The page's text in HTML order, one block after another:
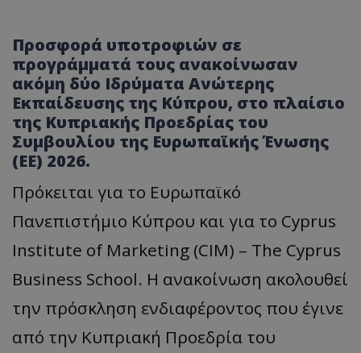
Προσφορά υποτροφιών σε
προγράμματά τους ανακοίνωσαν
ακόμη δύο Ιδρύματα Ανώτερης
Εκπαίδευσης της Κύπρου, στο πλαίσιο
της Κυπριακής Προεδρίας του
Συμβουλίου της Ευρωπαϊκής Ένωσης
(ΕΕ) 2026.
Πρόκειται για το Ευρωπαϊκό
Πανεπιστήμιο Κύπρου και για το Cyprus
Institute of Marketing (CIM) – The Cyprus
Business School. Η ανακοίνωση ακολουθεί
την πρόσκληση ενδιαφέροντος που έγινε
από την Κυπριακή Προεδρία του